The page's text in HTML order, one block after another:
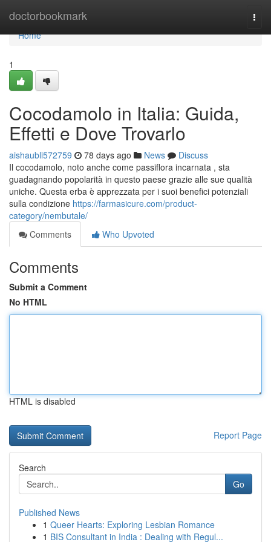
doctorbookmark
Home
Home
1
Cocodamolo in Italia: Guida,
Effetti e Dove Trovarlo
aishaubli572759 78 days ago News
Discuss
Il cocodamolo, noto anche come passiflora incarnata , sta
guadagnando popolarità in questo paese grazie alle sue qualità
uniche. Questa erba è apprezzata per i suoi benefici potenziali
sulla condizione https://farmasicure.com/product-
category/nembutale/
Comments
Who Upvoted
Comments
Submit a Comment
No HTML
HTML is disabled
Report Page
Search
Go
Published News
1 Queer Hearts: Exploring Lesbian Romance
1 BIS Consultant in India : Dealing with Regul...